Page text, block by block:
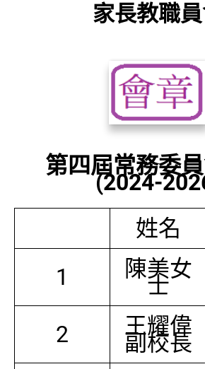
家長教職
第四屆常務委
(2024-
姓名
1
陳美女
士
2 王耀偉
副校長